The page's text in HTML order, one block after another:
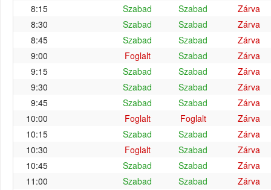
8:15
Szabad Szabad
Zárva
8:30
Szabad Szabad
Zárva
8:45
Szabad Szabad
Zárva
9:00
Foglalt Szabad
Zárva
9:15
Szabad Szabad
Zárva
9:30
Szabad Szabad
Zárva
9:45
Szabad Szabad
Zárva
10:00
Foglalt Foglalt
Zárva
10:15
Szabad Szabad
Zárva
10:30
Foglalt Szabad
Zárva
10:45
Szabad Szabad
Zárva
11:00
Szabad Szabad
Zárva